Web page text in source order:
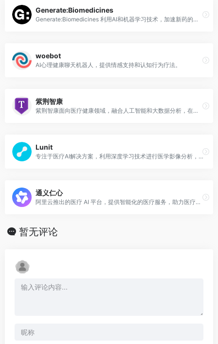
Generate:Biomedicines
Generate:Biomedicines 利用AI和机器学习技术，加速新药的发现和开发过程。
woebot
AI心理健康聊天机器人，提供情感支持和认知行为疗法。
紫荆智康
紫荆智康面向医疗健康领域，融合人工智能和大数据分析，在疾病预测、智能问诊和药物研发等方面助力医疗机构提升诊疗效率与准确性。
Lunit
专注于医疗AI解决方案，利用深度学习技术进行医学影像分析，辅助医生提高诊断准确性，提升医疗服务质量。
通义仁心
阿里云推出的医疗 AI 平台，提供智能化的医疗服务，助力医疗行业智能化升级。​
暂无评论